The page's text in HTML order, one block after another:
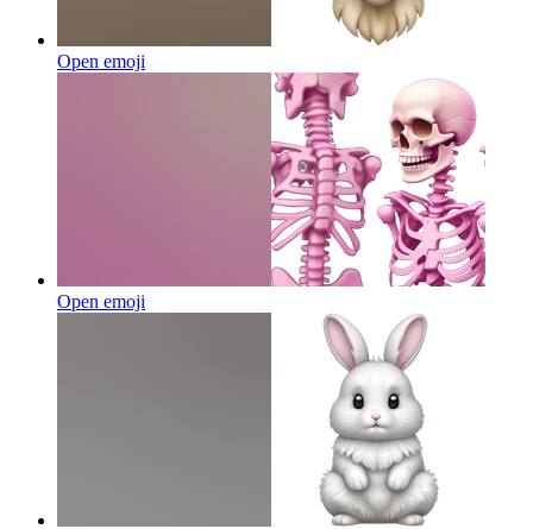
Open emoji
Open emoji